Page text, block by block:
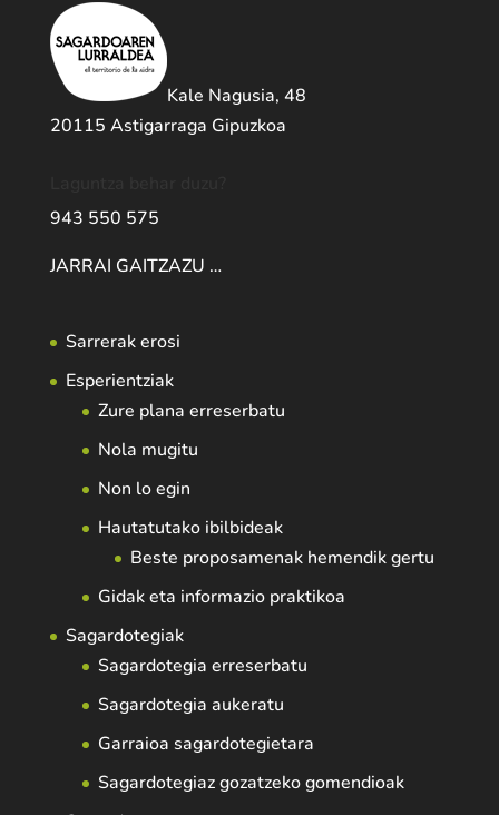
Kale Nagusia, 48
20115 Astigarraga Gipuzkoa
943 550 575
JARRAI GAITZAZU …
Sarrerak erosi
Esperientziak
Zure plana erreserbatu
Nola mugitu
Non lo egin
Hautatutako ibilbideak
Beste proposamenak hemendik gertu
Gidak eta informazio praktikoa
Sagardotegiak
Sagardotegia erreserbatu
Sagardotegia aukeratu
Garraioa sagardotegietara
Sagardotegiaz gozatzeko gomendioak